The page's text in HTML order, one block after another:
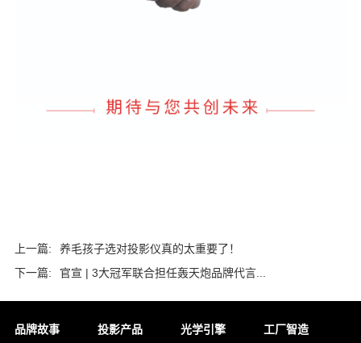
上一篇:
养毛孩子选对投影仪真的太重要了！
下一篇:
官宣 | 3大冠军联合担任轰天炮品牌代言...
品牌故事 投影产品 光学引擎 工厂智造